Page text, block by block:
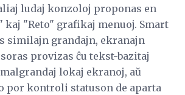
ludaj konzoloj proponas en
kaj "Reto" grafikaj menuoj. Smart
similajn grandajn, ekranajn
provizas ĉu tekst-bazitaj
lokaj ekranoj, aŭ
por kontroli statuson de aparta